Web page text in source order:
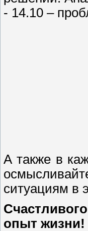
- 14.10 –
А также в
ситуациям в
опыт жизни!